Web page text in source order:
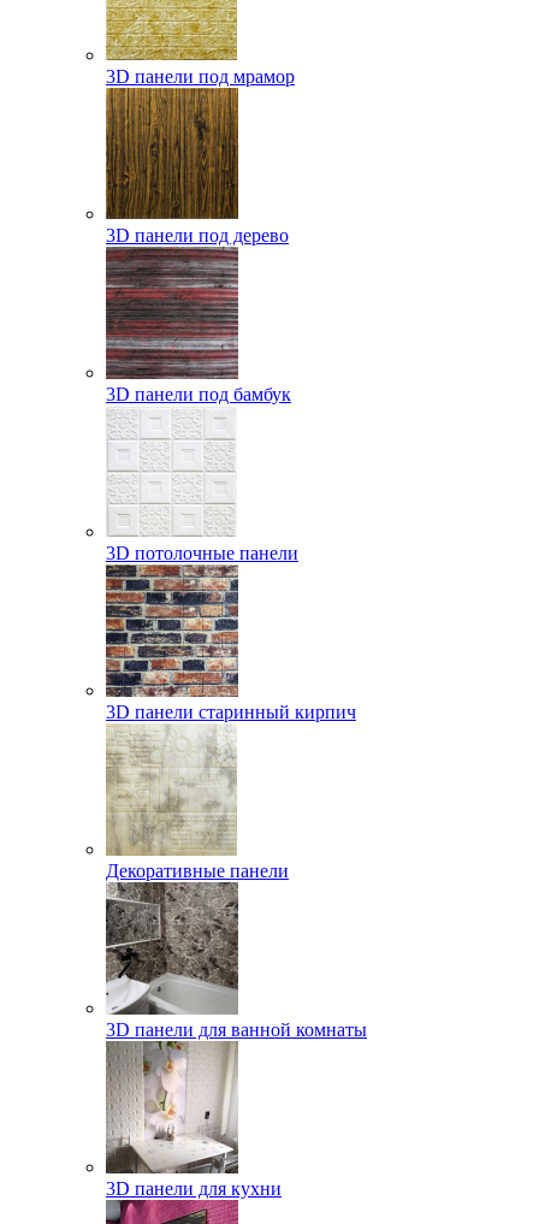
3D панели под мрамор
3D панели под дерево
3D панели под бамбук
3D потолочные панели
3D панели старинный кирпич
Декоративные панели
3D панели для ванной комнаты
3D панели для кухни